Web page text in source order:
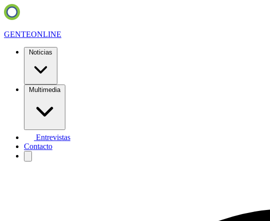
GENTEONLINE
Noticias
Multimedia
Entrevistas
Contacto